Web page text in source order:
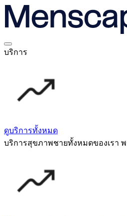
บริการ
ดูบริการทั้งหมด
บริการสุขภาพชายทั้งหมดของเรา